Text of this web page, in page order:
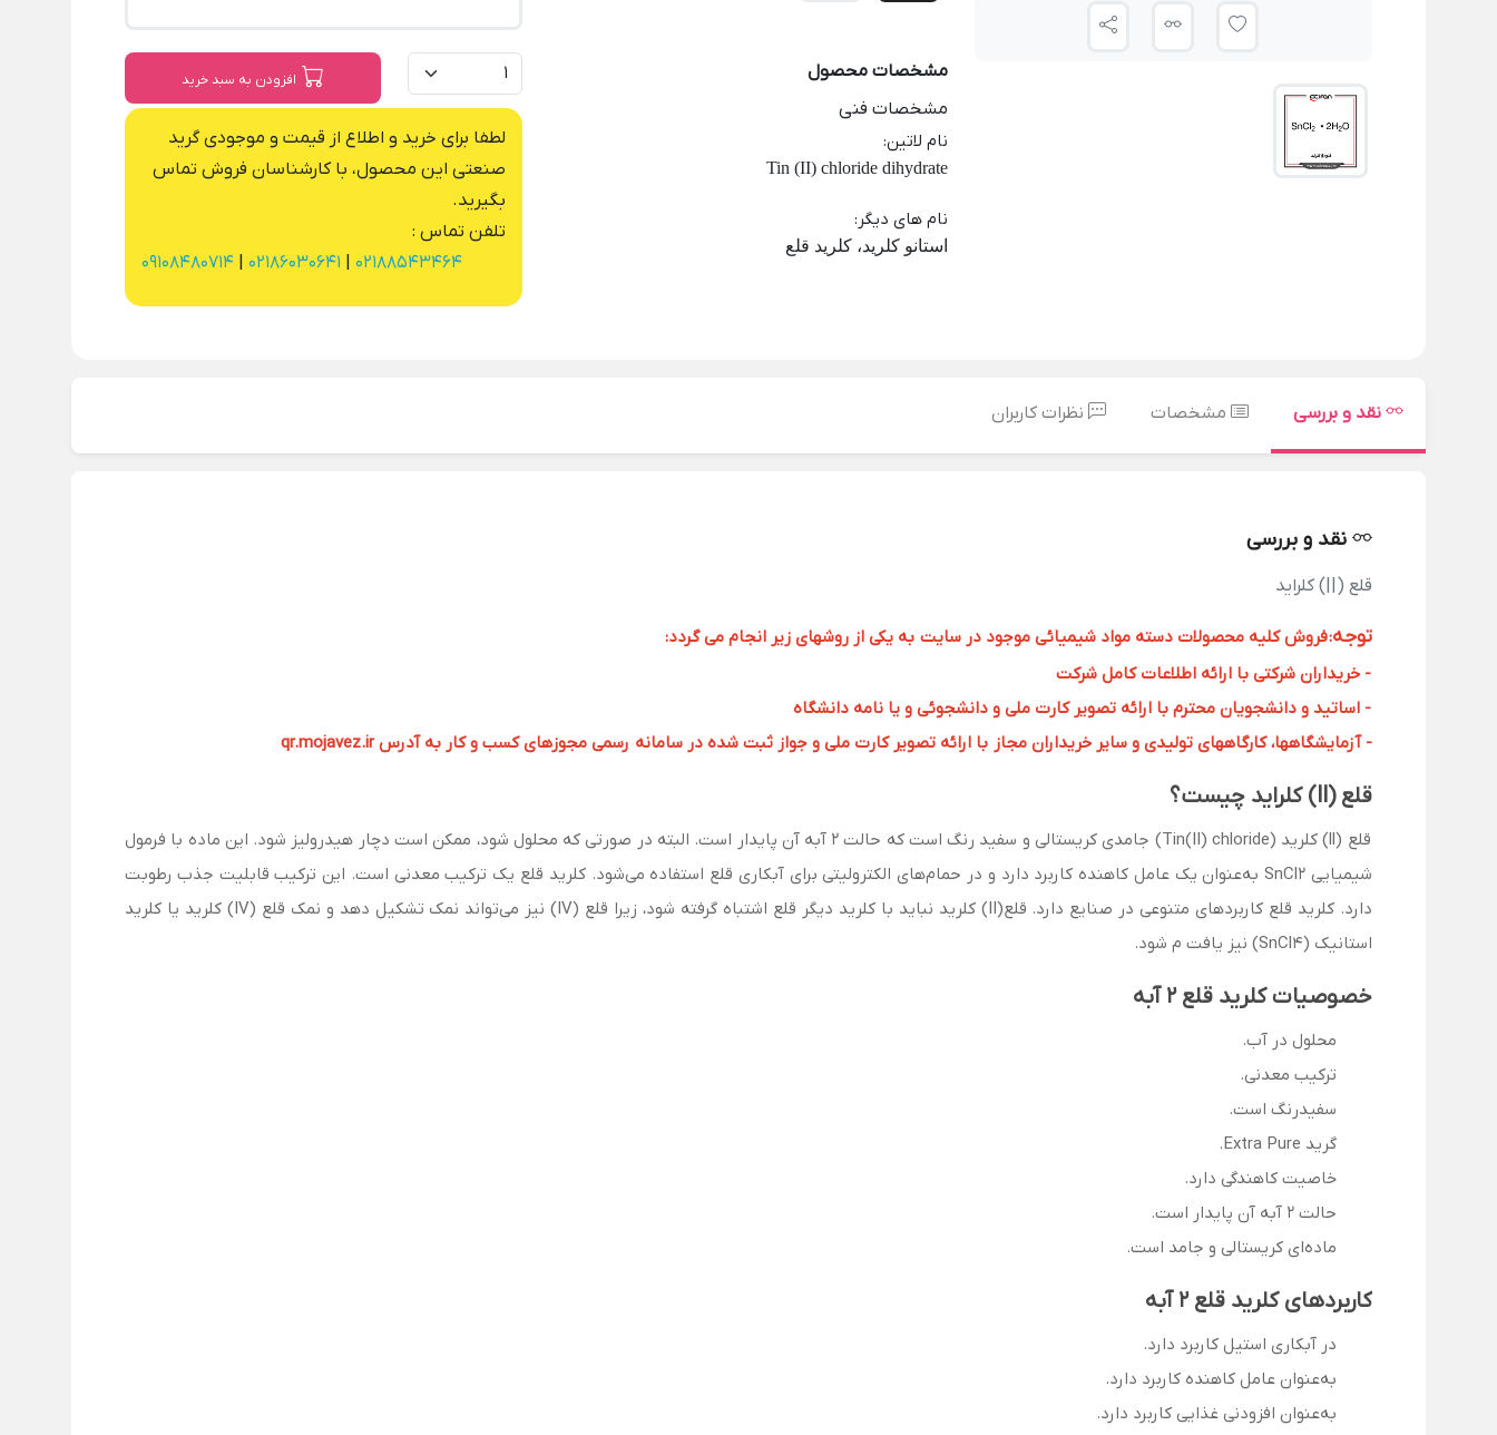
مشخصات محصول
مشخصات فنی
نام لاتین:
Tin (II) chloride dihydrate
نام های دیگر :
استانو کلرید، کلرید قلع
افزودن به سبد خرید
لطفا برای خرید و اطلاع از قیمت و موجودی گرید
صنعتی این محصول، با کارشناسان فروش تماس
بگیرید.
تلفن تماس :
02188543464
02186030641
09108480714
نقد و بررسی مشخصات نظرات کاربران
نقد و بررسی
قلع (||) کلراید
توجه:فروش کلیه محصولات دسته مواد شیمیائی موجود در سایت به یکی از روشهای زیر انجام می گردد:
- خریداران شرکتی با ارائه اطلاعات کامل شرکت
- اساتید و دانشجویان محترم با ارائه تصویر کارت ملی و دانشجوئی و یا نامه دانشگاه
- آزمایشگاهها، کارگاههای تولیدی و سایر خریداران مجاز با ارائه تصویر کارت ملی و جواز ثبت شده در سامانه رسمی مجوزهای کسب و کار به آدرس qr.mojavez.ir
قلع (ll) کلراید چیست؟
قلع (ll) کلرید (Tin(II) chloride) جامدی کریستالی و سفید رنگ است که حالت 2 آبه آن پایدار است. البته در صورتی که محلول شود، ممکن است دچار هیدرولیز شود. این ماده با فرمول
شیمیایی SnCl2 به‌عنوان یک عامل کاهنده کاربرد دارد و در حمام‌های الکترولیتی برای آبکاری قلع استفاده می‌شود. کلرید قلع یک ترکیب معدنی است. این ترکیب قابلیت جذب رطوبت
دارد. کلرید قلع کاربردهای متنوعی در صنایع دارد. قلع(II) کلرید نباید با کلرید دیگر قلع اشتباه گرفته شود، زیرا قلع (IV) نیز می‌تواند نمک تشکیل دهد و نمک قلع (IV) کلرید یا کلرید
استانیک (SnCl4) نیز یافت م‌ شود.
خصوصیات کلرید قلع 2 آبه
محلول در آب.
ترکیب معدنی.
سفیدرنگ است.
گرید Extra Pure.
خاصیت کاهندگی دارد.
حالت 2 آبه آن پایدار است.
ماده‌ای کریستالی و جامد است.
کاربردهای کلرید قلع 2 آبه
در آبکاری استیل کاربرد دارد.
به‌عنوان عامل کاهنده کاربرد دارد.
به‌عنوان افزودنی غذایی کاربرد دارد.